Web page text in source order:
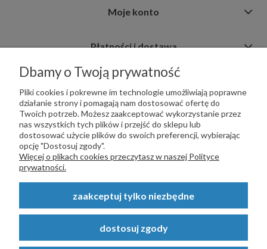
Moje konto
Płatności i dostawa
Informacje
PŁATNOŚCI OBSŁUGUJE:
Copyright © 2023STALSKLEP.PL- Akcesoria do bram i ogrodzeń -
STALSKLEP ul. Feliksa Wrobela 4a, 30-798 Kraków. Wszystkie prawa
Dbamy o Twoją prywatność
Pliki cookies i pokrewne im technologie umożliwiają poprawne
działanie strony i pomagają nam dostosować ofertę do
Twoich potrzeb. Możesz zaakceptować wykorzystanie przez
nas wszystkich tych plików i przejść do sklepu lub
dostosować użycie plików do swoich preferencji, wybierając
opcję "Dostosuj zgody".
Więcej o plikach cookies przeczytasz w naszej Polityce
prywatności.
zaakceptuj tylko niezbędne
dostosuj zgody